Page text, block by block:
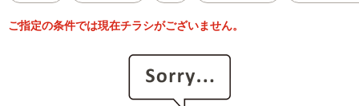
ご指定の条件では現在チラシがございません。